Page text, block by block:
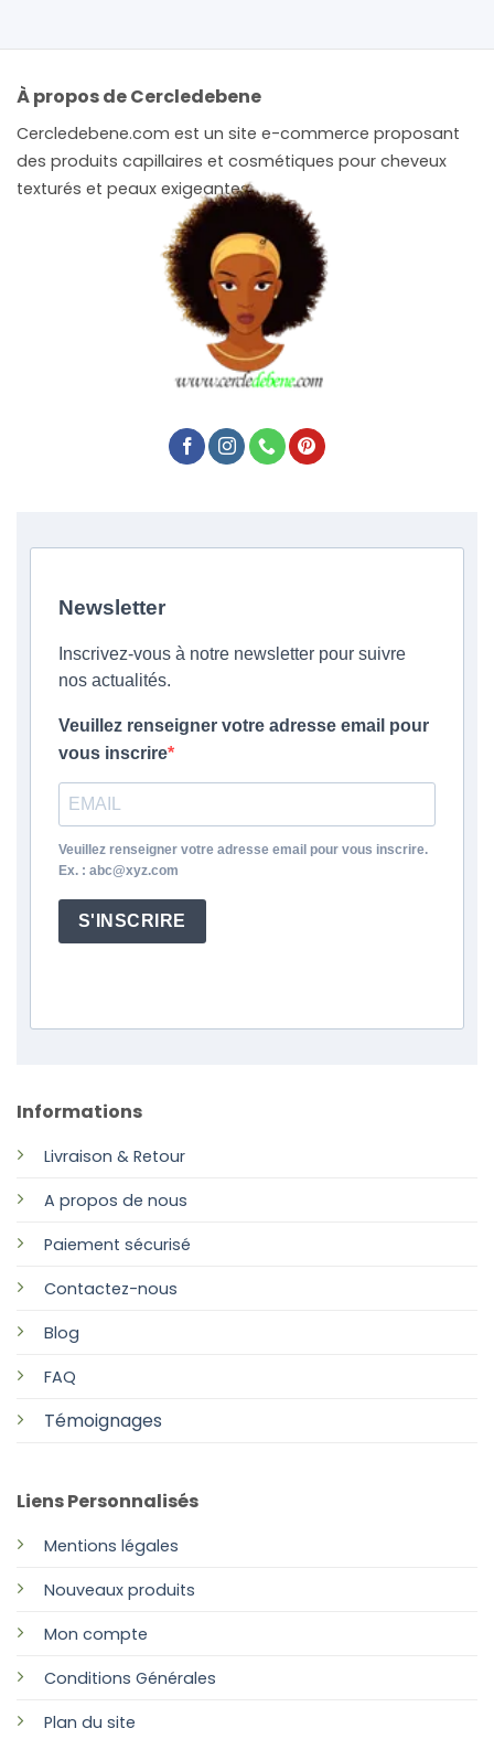
À propos de Cercledebene
Cercledebene.com est un site e-commerce proposant
des produits capillaires et cosmétiques pour cheveux
texturés et peaux exigeantes.
Informations
Livraison & Retour
A propos de nous
Paiement sécurisé
Contactez-nous
Blog
FAQ
Témoignages
Liens Personnalisés
Mentions légales
Nouveaux produits
Mon compte
Conditions Générales
Plan du site
Newsletter
Inscrivez-vous à notre newsletter pour suivre
nos actualités.
Veuillez renseigner votre adresse email pour
vous inscrire
Veuillez renseigner votre adresse email pour vous inscrire.
Ex. : abc@xyz.com
S'INSCRIRE